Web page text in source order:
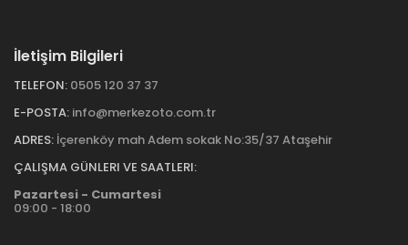
İletişim Bilgileri
TELEFON: 0505 120 37 37
E-POSTA: info@merkezoto.com.tr
ADRES: İçerenköy mah Adem sokak No:35/37 Ataşehir
ÇALIŞMA GÜNLERI VE SAATLERI:
Pazartesi - Cumartesi
09:00 - 18:00